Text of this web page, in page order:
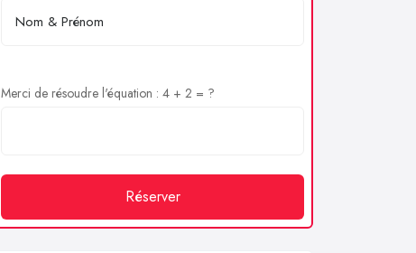
Merci de résoudre l'équation : 4 + 2 = ?
Réserver